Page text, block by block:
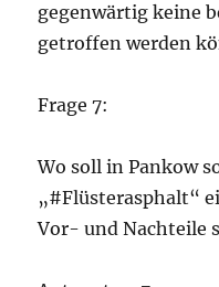
gegenwärtig keine
getroffen werden
Frage 7:
Wo soll in Pankow
„#Flüsterasphalt“
Vor- und Nachteile